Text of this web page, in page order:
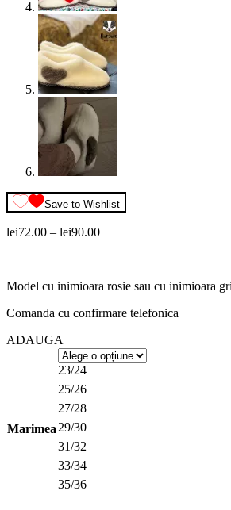
Save to Wishlist
lei72.00 – lei90.00Interval
până
lei90.00
Model cu inimioara rosie sau cu inimioara gri
Comanda cu confirmare telefonica
ADAUGA
Marimea
23/24
25/26
27/28
29/30
31/32
33/34
35/36